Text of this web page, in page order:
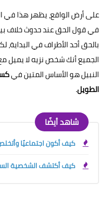
على أرض الواقع، يظهر هذا في
في قول الحق عند حدوث خلاف
بالحق أحد الأطراف في
الجميع أنك شخص نزيه لا يميل
النبيل هو الأساس المتين في
الطويل.
شاهد أيضًا
كيف أكون اجتماعيًا
كيف أكتشف الشخصية السامة